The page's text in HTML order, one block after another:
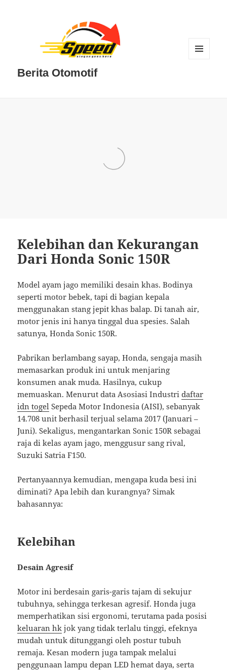
Berita Otomotif
Kelebihan dan Kekurangan
Dari Honda Sonic 150R
Model ayam jago memiliki desain khas. Bodinya
seperti motor bebek, tapi di bagian kepala
menggunakan stang jepit khas balap. Di tanah air,
motor jenis ini hanya tinggal dua spesies. Salah
satunya, Honda Sonic 150R.
Pabrikan berlambang sayap, Honda, sengaja masih
memasarkan produk ini untuk menjaring
konsumen anak muda. Hasilnya, cukup
memuaskan. Menurut data Asosiasi Industridaftar
idn togel Sepeda Motor Indonesia (AISI), sebanyak
14.708 unit berhasil terjual selama 2017 (Januari –
Juni). Sekaligus, mengantarkan Sonic 150R sebagai
raja di kelas ayam jago, menggusur sang rival,
Suzuki Satria F150.
Pertanyaannya kemudian, mengapa kuda besi ini
diminati? Apa lebih dan kurangnya? Simak
bahasannya:
Kelebihan
Desain Agresif
Motor ini berdesain garis-garis tajam di sekujur
tubuhnya, sehingga terkesan agresif. Honda juga
memperhatikan sisi ergonomi, terutama pada posisi
keluaran hk jok yang tidak terlalu tinggi, efeknya
mudah untuk ditunggangi oleh postur tubuh
remaja. Kesan modern juga tampak melalui
penggunaan lampu depan LED hemat daya, serta